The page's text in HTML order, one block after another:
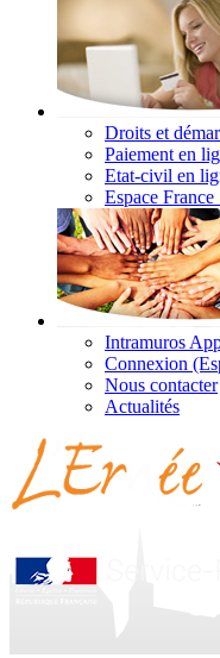
Droits et
Paiement en
Etat-civil en
Espace France
Intramuros
Connexion
Nous contacter
Actualités